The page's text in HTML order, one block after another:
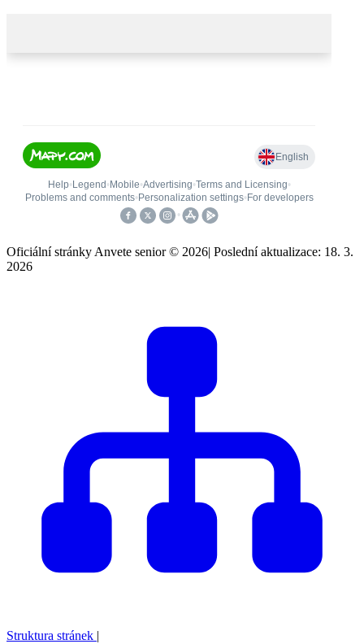
Oficiální stránky Anvete senior © 2026| Poslední aktualizace: 18. 3.
2026
Struktura stránek |